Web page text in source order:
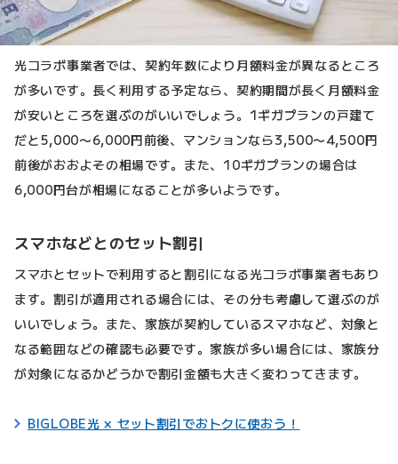
光コラボ事業者では、契約年数により月額料金が異なるところ
が多いです。長く利用する予定なら、契約期間が長く月額料金
が安いところを選ぶのがいいでしょう。1ギガプランの戸建て
だと5,000〜6,000円前後、マンションなら3,500〜4,500円
前後がおおよその相場です。また、10ギガプランの場合は
6,000円台が相場になることが多いようです。
スマホなどとのセット割引
スマホとセットで利用すると割引になる光コラボ事業者もあり
ます。割引が適用される場合には、その分も考慮して選ぶのが
いいでしょう。また、家族が契約しているスマホなど、対象と
なる範囲などの確認も必要です。家族が多い場合には、家族分
が対象になるかどうかで割引金額も大きく変わってきます。
BIGLOBE光 × セット割引でおトクに使おう！